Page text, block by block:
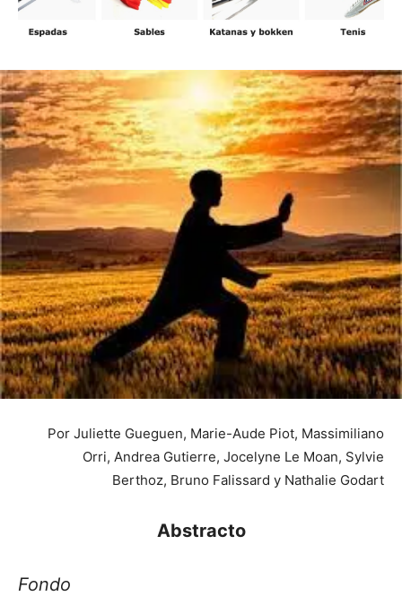
Por Juliette Gueguen, Marie-Aude Piot, Massimiliano
Orri, Andrea Gutierre, Jocelyne Le Moan, Sylvie
Berthoz, Bruno Falissard y Nathalie Godart
Abstracto
Fondo